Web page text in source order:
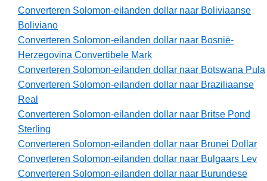
Converteren Solomon-eilanden dollar naar Boliviaanse
Boliviano
Converteren Solomon-eilanden dollar naar Bosnië-
Herzegovina Convertibele Mark
Converteren Solomon-eilanden dollar naar Botswana Pula
Converteren Solomon-eilanden dollar naar Braziliaanse
Real
Converteren Solomon-eilanden dollar naar Britse Pond
Sterling
Converteren Solomon-eilanden dollar naar Brunei Dollar
Converteren Solomon-eilanden dollar naar Bulgaars Lev
Converteren Solomon-eilanden dollar naar Burundese